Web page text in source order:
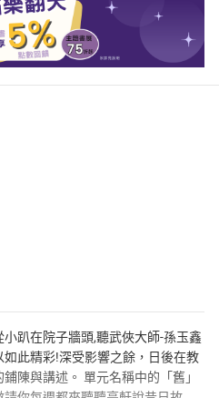
趴在院子牆頭,聽武俠大師-孫玉鑫
此精彩!深受影響之餘，日後在教
陳與講述。 單元名稱中的「舊」